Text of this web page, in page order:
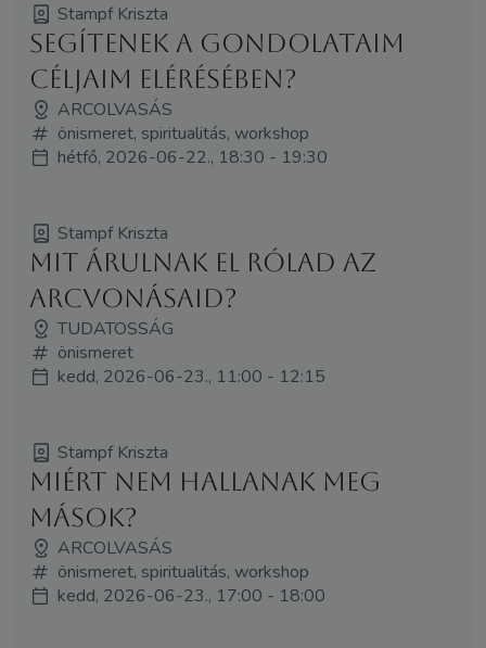
Stampf Kriszta
Segítenek a gondolataim
céljaim elérésében?
ARCOLVASÁS
önismeret, spiritualitás, workshop
hétfő, 2026-06-22., 18:30 - 19:30
Stampf Kriszta
Mit árulnak el rólad az
arcvonásaid?
TUDATOSSÁG
önismeret
kedd, 2026-06-23., 11:00 - 12:15
Stampf Kriszta
Miért nem hallanak meg
mások?
ARCOLVASÁS
önismeret, spiritualitás, workshop
kedd, 2026-06-23., 17:00 - 18:00